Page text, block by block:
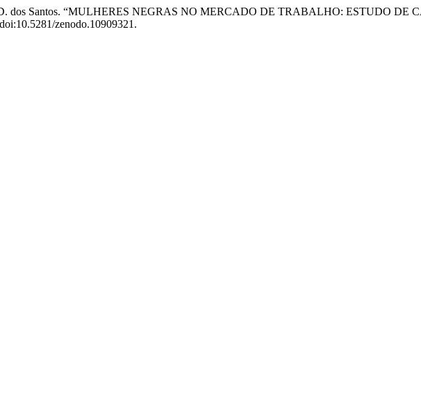
dos Santos. “MULHERES NEGRAS NO MERCADO DE TRABALHO: ESTUDO DE
zenodo.10909321.